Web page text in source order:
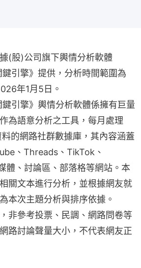
(股)公司旗下輿情分析軟體
鍵引擎》提供，分析時間範圍為
年1月5日。
鍵引擎》輿情分析軟體係擁有巨量
為語意分析之工具，每月處理
的網路社群數據庫，其內容涵蓋
、Threads、TikTok、
體、討論區、部落格等網站。本
關文本進行分析，並根據網友就
本次主題分析與排序依據。
非參考投票、民調、網路問卷等
路討論聲量大小，不代表網友正